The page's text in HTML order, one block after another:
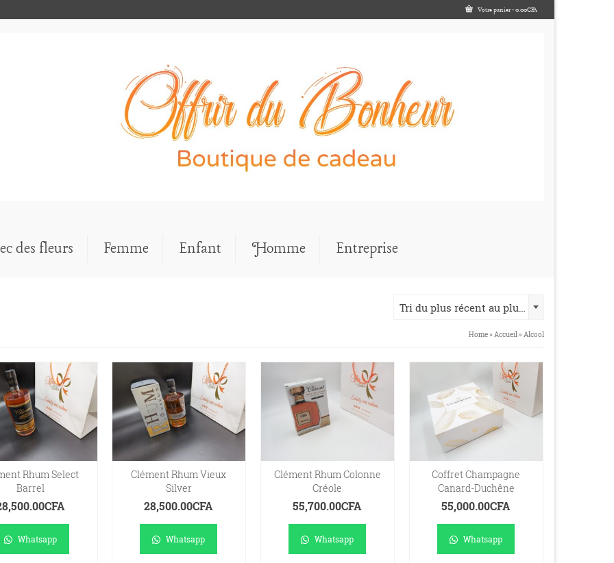
Votre panier-0.00CFA
des fleurs Femme Enfant Homme Entreprise
Home» Accueil» Alcool
Rhum Select
Barrel
CFA
Whatsapp
Clément Rhum Vieux
Silver
28,500.00CFA
Whatsapp
Clément Rhum Colonne
Créole
55,700.00CFA
Whatsapp
Coffret Champagne
Canard-Duchêne
55,000.00CFA
Whatsapp